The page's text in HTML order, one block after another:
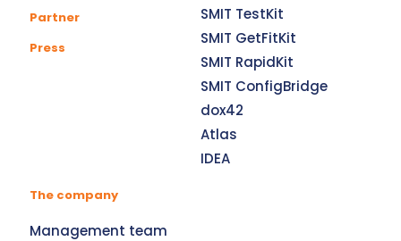
Partner
Press
SMIT TestKit
SMIT GetFitKit
SMIT RapidKit
SMIT ConfigBridge
dox42
Atlas
IDEA
The company
Management team